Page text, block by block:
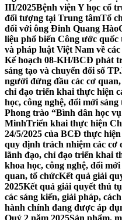
III/2025Bệnh viện Y học cổ
đối tượng tại Trung tâmTổ
đối với ông Đinh Quang Hào
liệu phổ biến Công ước
và pháp luật Việt Nam về
Kế hoạch 08-KH/BCĐ phát
sáng tạo và chuyển đổi số
người đứng đầu các cơ
chỉ đạo triển khai thực hiện
học, công nghệ, đổi mới sáng
Phong trào “Bình dân học
MinhTriển khai thực hiện
24/5/2025 của BCĐ thực
quy định trách nhiệm các cơ
lãnh đạo, chỉ đạo triển khai
khoa học, công nghệ, đổi
quan, tổ chứcKết quả giải
2025Kết quả giải quyết thủ
các sáng kiến, giải pháp,
hành chính đang được áp
Quý 2 năm 2025Sản phẩm,